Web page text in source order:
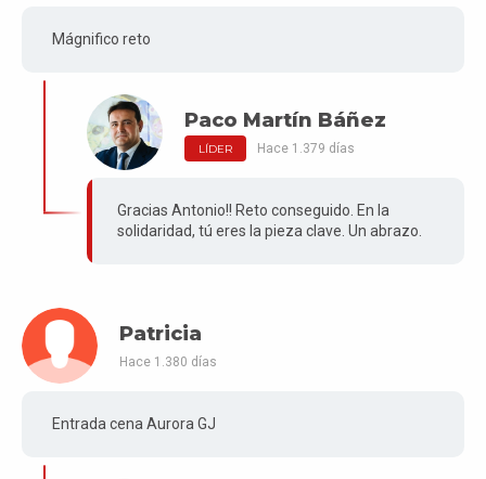
Mágnifico reto
Paco Martín Báñez
LÍDER Hace 1.379 días
Gracias Antonio!! Reto conseguido. En la
solidaridad, tú eres la pieza clave. Un abrazo.
Patricia
Hace 1.380 días
Entrada cena Aurora GJ